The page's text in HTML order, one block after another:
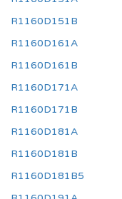
R1160D151B
R1160D161A
R1160D161B
R1160D171A
R1160D171B
R1160D181A
R1160D181B
R1160D181B5